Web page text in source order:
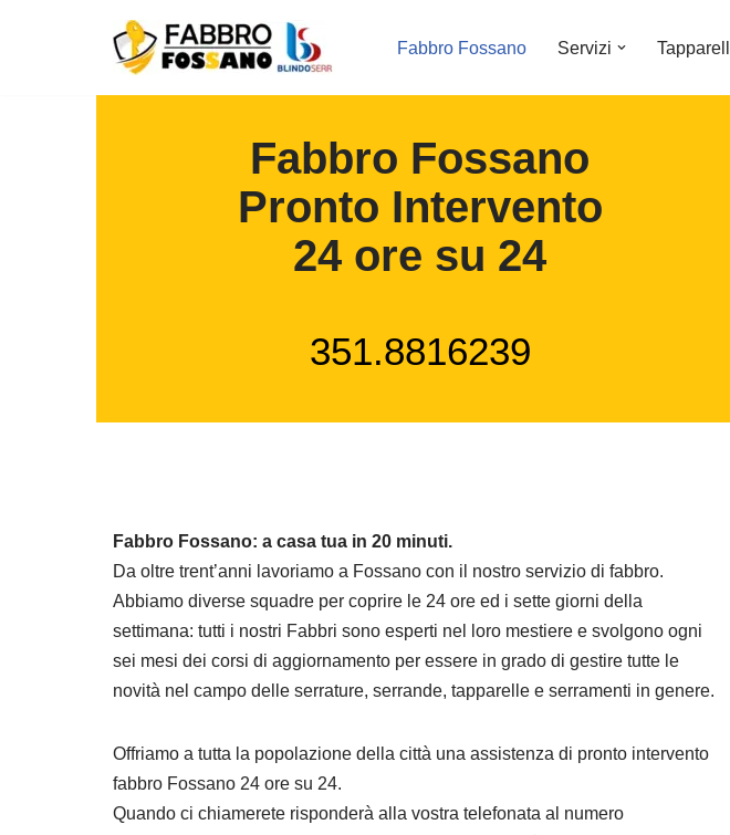
Fabbro Fossano Servizi
Fabbro Fossano
Pronto Intervento
24 ore su 24
351.8816239
Fabbro Fossano: a casa tua in 20 minuti.
Da oltre trent’anni lavoriamo a Fossano con il nostro servizio di fabbro.
Abbiamo diverse squadre per coprire le 24 ore ed i sette giorni della
settimana: tutti i nostri Fabbri sono esperti nel loro mestiere e svolgono ogni
sei mesi dei corsi di aggiornamento per essere in grado di gestire tutte le
novità nel campo delle serrature, serrande, tapparelle e serramenti in genere.
Offriamo a tutta la popolazione della città una assistenza di pronto intervento
fabbro Fossano 24 ore su 24.
Quando ci chiamerete risponderà alla vostra telefonata al numero